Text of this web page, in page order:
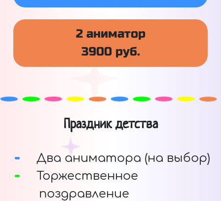
2 аниматор
3900 руб.
Праздник детства
Два аниматора (на выбор)
Торжественное
поздравление